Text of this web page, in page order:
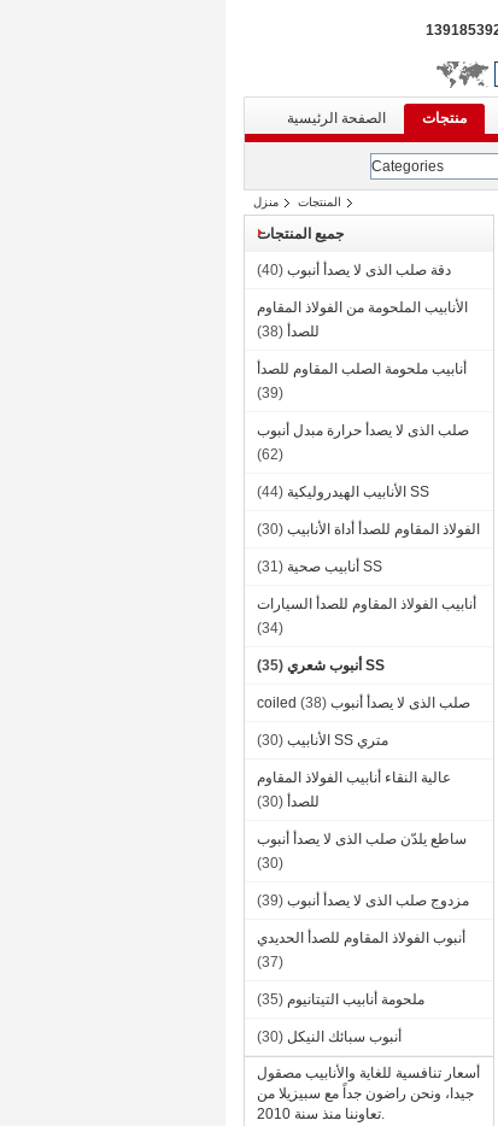
الصفحة الرئيسية منتجات
Categories
منزل المنتجات
جميع المنتجات
دقة صلب الذى لا يصدأ أنبوب (40)
الأنابيب الملحومة من الفولاذ المقاوم
للصدأ (38)
أنابيب ملحومة الصلب المقاوم للصدأ
(39)
صلب الذى لا يصدأ حرارة مبدل أنبوب
(62)
SS الأنابيب الهيدروليكية (44)
الفولاذ المقاوم للصدأ أداة الأنابيب (30)
SS أنابيب صحية (31)
أنابيب الفولاذ المقاوم للصدأ السيارات
(34)
SS أنبوب شعري (35)
صلب الذى لا يصدأ أنبوب coiled (38)
متري SS الأنابيب (30)
عالية النقاء أنابيب الفولاذ المقاوم
للصدأ (30)
ساطع يلدّن صلب الذى لا يصدأ أنبوب
(30)
مزدوج صلب الذى لا يصدأ أنبوب (39)
أنبوب الفولاذ المقاوم للصدأ الحديدي
(37)
ملحومة أنابيب التيتانيوم (35)
أنبوب سبائك النيكل (30)
أسعار تنافسية للغاية والأنابيب مصقول
جيدا، ونحن راضون جداً مع سبيزيلا من
تعاوننا منذ سنة 2010.